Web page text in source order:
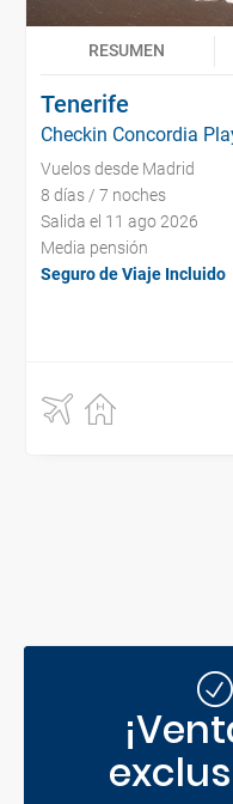
RESUMEN
Tenerife
Checkin Concordia
Vuelos desde Madrid
8 días / 7 noches
Salida el 11 ago 2026
Media pensión
Seguro de Viaje Incluido